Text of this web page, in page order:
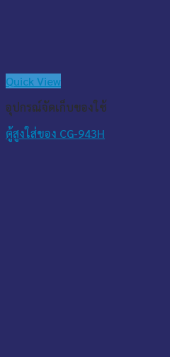
Quick View
อุปกรณ์จัดเก็บของใช้
ตู้สูงใส่ของ CG-943H